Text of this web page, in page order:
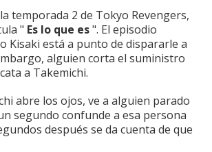
temporada 2 de Tokyo Revengers,
" Es lo que es". El episodio
Kisaki está a punto de dispararle a
alguien corta el suministro
a Takemichi.
abre los ojos, ve a alguien parado
segundo confunde a esa persona
después se da cuenta de que